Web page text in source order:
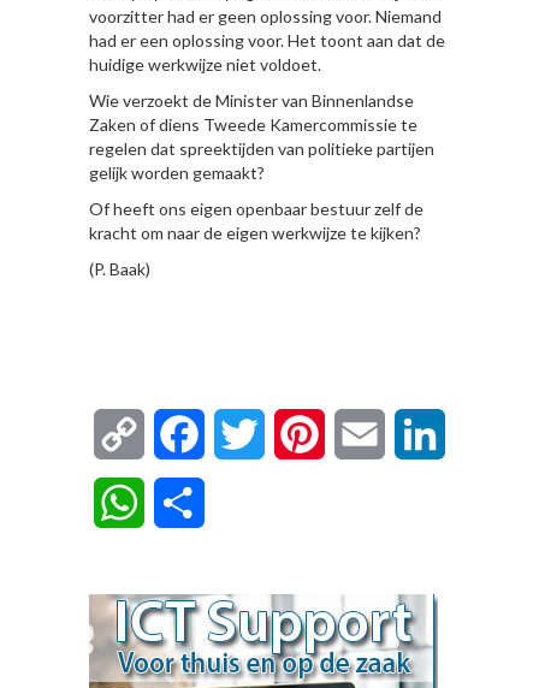
voorzitter had er geen oplossing voor. Niemand
had er een oplossing voor. Het toont aan dat de
huidige werkwijze niet voldoet.
Wie verzoekt de Minister van Binnenlandse
Zaken of diens Tweede Kamercommissie te
regelen dat spreektijden van politieke partijen
gelijk worden gemaakt?
Of heeft ons eigen openbaar bestuur zelf de
kracht om naar de eigen werkwijze te kijken?
(P. Baak)
Copy
Link
FacebookTwitter Pinterest Email
WhatsApp